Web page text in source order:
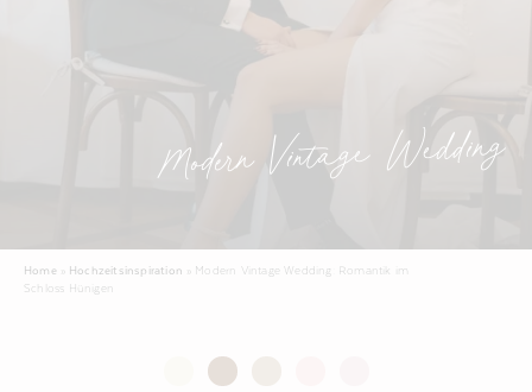
Modern Vintage Wedding
Home Hochzeitsinspiration
Modern Vintage Wedding: Romantik im
Schloss Hünigen